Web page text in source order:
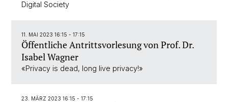
Digital Society
11. MAI 2023 16:15 - 17:15
Öffentliche Antrittsvorlesung von Prof. Dr.
Isabel Wagner
«Privacy is dead, long live privacy!»
23. MÄRZ 2023 16:15 - 17:15